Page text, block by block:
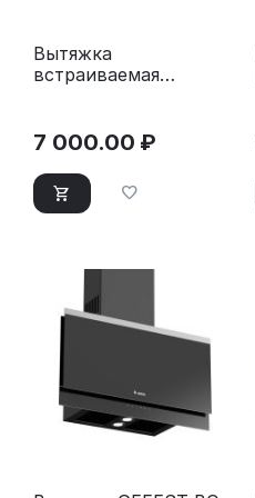
Вытяжка
встраиваемая
7 000.00 ₽